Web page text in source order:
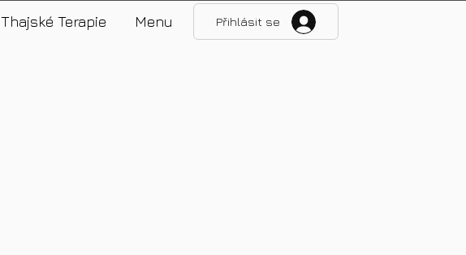
Thajské Terapie Menu Přihlásit se